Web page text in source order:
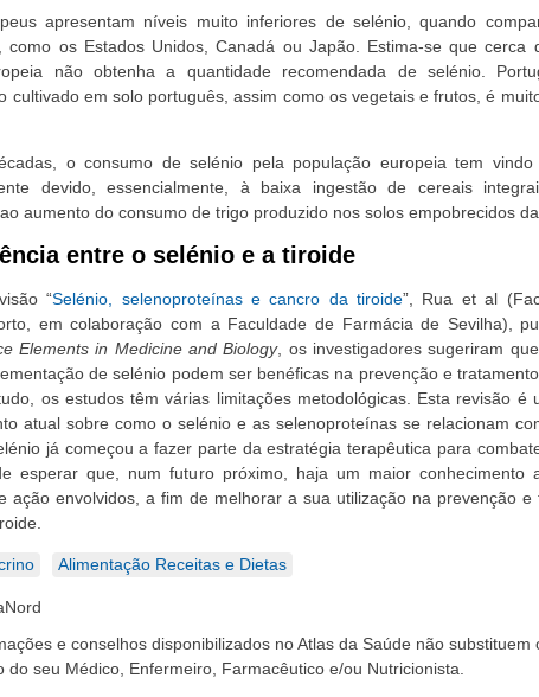
apresentam níveis muito inferiores de selénio, quando
como os Estados Unidos, Canadá ou Japão. Estima-se que cerca
não obtenha a quantidade recomendada de selénio.
cultivado em solo português, assim como os vegetais e frutos, é
o consumo de selénio pela população europeia tem
devido, essencialmente, à baixa ingestão de cereais
aumento do consumo de trigo produzido nos solos empobrecidos da
entre o selénio e a tiroide
“Selénio, selenoproteínas e cancro da tiroide”, Rua et al
em colaboração com a Faculdade de Farmácia de Sevilha),
Elements in Medicine and Biology, os investigadores sugeriram
de selénio podem ser benéficas na prevenção e
os estudos têm várias limitações metodológicas. Esta revisão é
atual sobre como o selénio e as selenoproteínas se relacionam
já começou a fazer parte da estratégia terapêutica para
esperar que, num futuro próximo, haja um maior conhecimento
ação envolvidos, a fim de melhorar a sua utilização na prevenção e
Alimentação Receitas e Dietas
e conselhos disponibilizados no Atlas da Saúde não substituem
do seu Médico, Enfermeiro, Farmacêutico e/ou Nutricionista.